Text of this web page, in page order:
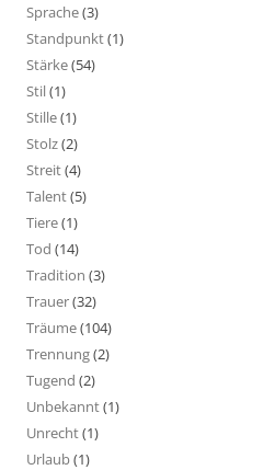
Sprache(3)
Standpunkt(1)
Stärke(54)
Stil(1)
Stille(1)
Stolz(2)
Streit(4)
Talent(5)
Tiere(1)
Tod (14)
Tradition (3)
Trauer(32)
Träume(104)
Trennung(2)
Tugend (2)
Unbekannt(1)
Unrecht(1)
Urlaub(1)